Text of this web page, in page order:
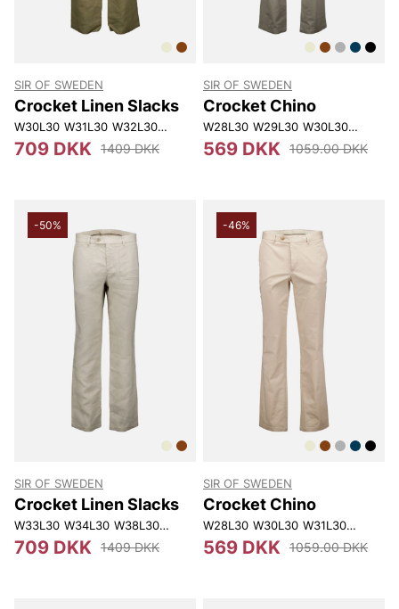
SIR OF SWEDEN
Crocket Linen Slacks
W30L30 W31L30 W32L30 W33L30 W36L30 W29L32 W30L32
709 DKK 1409 DKK
SIR OF SWEDEN
Crocket Chino
W28L30 W29L30 W30L30 W31L30
569 DKK 1059.00 DKK
-50%
SIR OF SWEDEN
Crocket Linen Slacks
W33L30 W34L30 W38L30 W31L32 W32L32 W33L32 W36L32
709 DKK 1409 DKK
-46%
SIR OF SWEDEN
Crocket Chino
W28L30 W30L30 W31L30 W32L30
569 DKK 1059.00 DKK